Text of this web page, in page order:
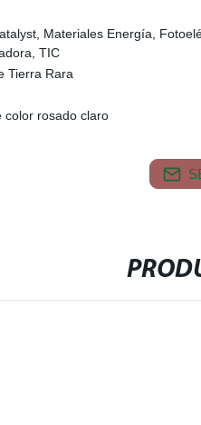
Materiales Energía,
TIC
Tierra Rara
color rosado claro